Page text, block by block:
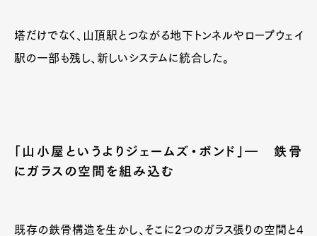
塔だけでなく、山頂駅とつながる地下トンネルやロープウェイ
駅の一部も残し、新しいシステムに統合した。
「山小屋というよりジェームズ・ボンド」― 鉄骨
にガラスの空間を組み込む
既存の鉄骨構造を生かし、そこに2つのガラス張りの空間と4